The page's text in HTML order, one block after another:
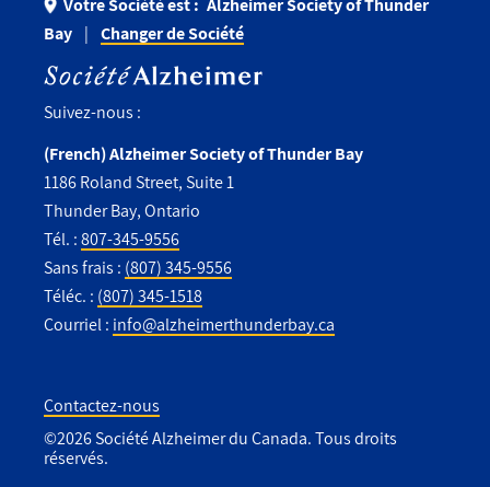
Votre Société est : Alzheimer Society of Thunder
Bay
Changer de Société
Suivez-nous :
(French) Alzheimer Society of Thunder Bay
1186 Roland Street, Suite 1
Thunder Bay, Ontario
Tél. :807-345-9556
Sans frais : (807) 345-9556
Téléc. : (807) 345-1518
Courriel : info@alzheimerthunderbay.ca
Utility
Contactez-nous
©2026 Société Alzheimer du Canada. Tous droits
réservés.